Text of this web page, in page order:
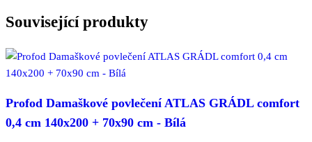
Související produkty
Profod Damaškové povlečení ATLAS GRÁDL comfort
0,4 cm 140x200 + 70x90 cm - Bílá